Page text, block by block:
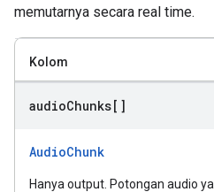
memutarnya secara real time.
Kolom
audioChunks[]
AudioChunk
Hanya output. Potongan audio